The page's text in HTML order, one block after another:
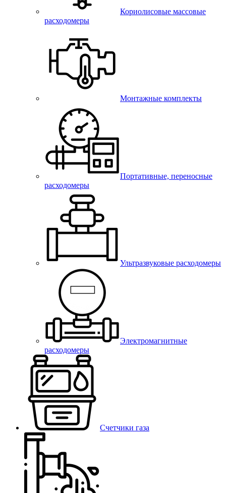
Кориолисовые массовые
расходомеры
Монтажные комплекты
Портативные, переносные
расходомеры
Ультразвуковые расходомеры
Электромагнитные
расходомеры
Счетчики газа